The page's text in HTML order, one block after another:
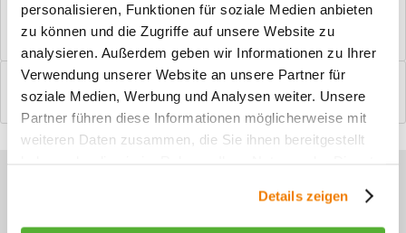
personalisieren, Funktionen für soziale Medien anbieten
zu können und die Zugriffe auf unsere Website zu
analysieren. Außerdem geben wir Informationen zu Ihrer
Verwendung unserer Website an unsere Partner für
soziale Medien, Werbung und Analysen weiter. Unsere
Partner führen diese Informationen möglicherweise mit
weiteren Daten zusammen, die Sie ihnen bereitgestellt
Details zeigen
Windfangelemente online am Bildschirm konfigurieren und
einbaufertig bestellen. In wenigen...
Bewertungen
0
Bewertungen lesen, schreiben und diskutieren...mehr
Sie haben Fragen zu unseren